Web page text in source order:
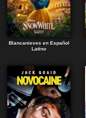
Blancanieves en Español
Latino